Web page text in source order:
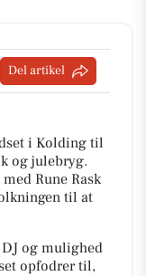
Del artikel
i Kolding til
og julebryg.
Rune Rask
til at
og mulighed
opfodrer til,